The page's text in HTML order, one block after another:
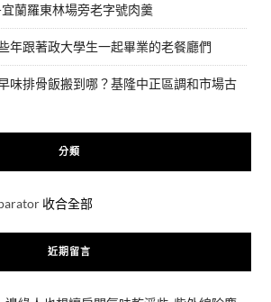
宜蘭羅東林場旁老字號肉羹
年跟著政大學生一起畢業的老餐廳們
味排骨飯搬到哪？基隆中正區調和市場古
分類
收合全部
近期留言